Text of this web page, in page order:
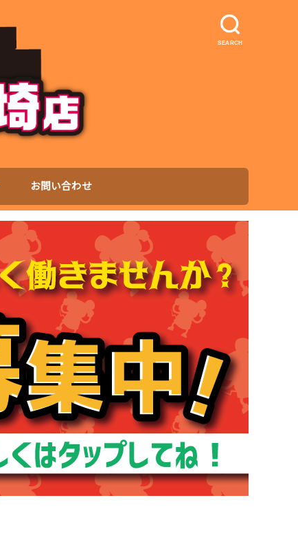
SEARCH
お問い合わせ